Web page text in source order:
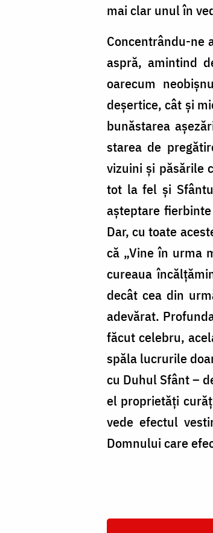
mai clar unul în
Concentrându-ne
aspră, amintind
oarecum
deșertice, cât și
bunăstarea
starea de
vizuini şi păsările
tot la fel și
așteptare
Dar, cu toate
că „Vine în urma
cureaua
decât cea din
adevărat.
făcut celebru,
spăla lucrurile
cu Duhul Sfânt –
el proprietăți
vede efectul
Domnului care